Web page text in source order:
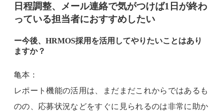
日程調整、メール連絡で気がつけば1日が終わ
っている担当者におすすめしたい
ー今後、HRMOS採用を活用してやりたいことはあり
ますか？
亀本：
レポート機能の活用は、まだまだこれからではあるも
のの、応募状況などをすぐに見られるのは非常に助か